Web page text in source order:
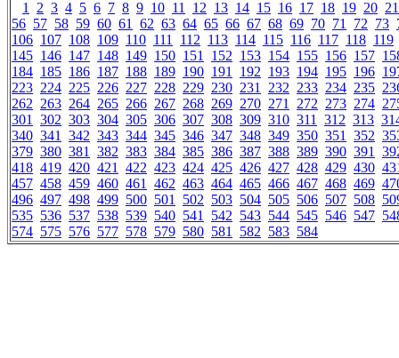
1 2 3 4 5 6 7 8 9 10 11 12 13 14 15 16 17 18 19 20 21
56 57 58 59 60 61 62 63 64 65 66 67 68 69 70 71 72 73
106 107 108 109 110 111 112 113 114 115 116 117 118 119
145 146 147 148 149 150 151 152 153 154 155 156 157
184 185 186 187 188 189 190 191 192 193 194 195 196
223 224 225 226 227 228 229 230 231 232 233 234 235
262 263 264 265 266 267 268 269 270 271 272 273 274
301 302 303 304 305 306 307 308 309 310 311 312 313
340 341 342 343 344 345 346 347 348 349 350 351 352
379 380 381 382 383 384 385 386 387 388 389 390 391
418 419 420 421 422 423 424 425 426 427 428 429 430
457 458 459 460 461 462 463 464 465 466 467 468 469
496 497 498 499 500 501 502 503 504 505 506 507 508
535 536 537 538 539 540 541 542 543 544 545 546 547
574 575 576 577 578 579 580 581 582 583 584